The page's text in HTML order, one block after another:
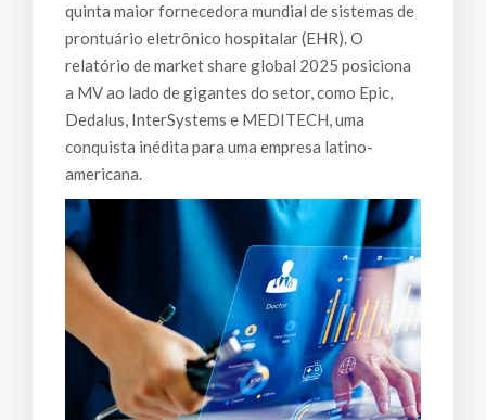
quinta maior fornecedora mundial de sistemas de
prontuário eletrônico hospitalar (EHR). O
relatório de market share global 2025 posiciona
a MV ao lado de gigantes do setor, como Epic,
Dedalus, InterSystems e MEDITECH, uma
conquista inédita para uma empresa latino-
americana.